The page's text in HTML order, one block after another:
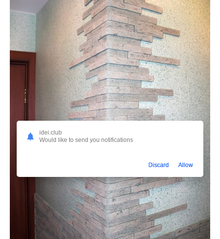
idei.club
Would like to send you notifications
Discard Allow